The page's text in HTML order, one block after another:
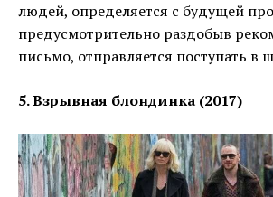
людей, определяется с будущей
предусмотрительно раздобыв
письмо, отправляется поступать в
5. Взрывная блондинка (2017)